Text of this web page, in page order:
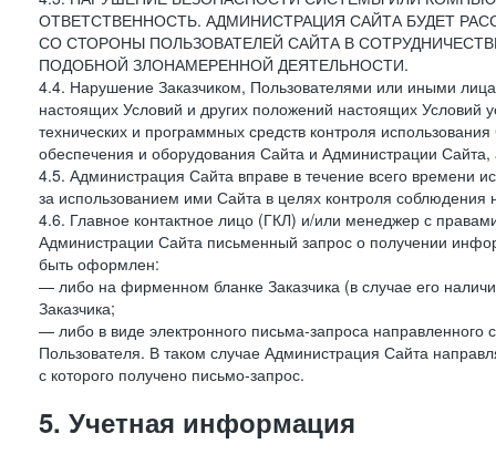
ОТВЕТСТВЕННОСТЬ. АДМИНИСТРАЦИЯ САЙТА БУДЕТ
СО СТОРОНЫ ПОЛЬЗОВАТЕЛЕЙ САЙТА В
ПОДОБНОЙ ЗЛОНАМЕРЕННОЙ ДЕЯТЕЛЬНОСТИ.
4.4. Нарушение Заказчиком, Пользователями или иными
настоящих Условий и других положений настоящих Условий
технических и программных средств контроля
обеспечения и оборудования Сайта и Администрации
4.5. Администрация Сайта вправе в течение всего времени
за использованием ими Сайта в целях контроля
4.6. Главное контактное лицо (ГКЛ) и/или менеджер с
Администрации Сайта письменный запрос о получении
быть оформлен:
— либо на фирменном бланке Заказчика (в случае его
Заказчика;
— либо в виде электронного письма-запроса направленного
Пользователя. В таком случае Администрация Сайта
с которого получено письмо-запрос.
5. Учетная информация